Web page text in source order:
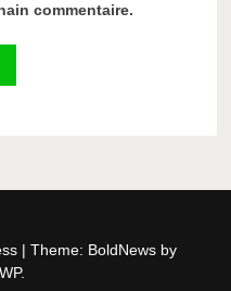
commentaire.
| Theme: BoldNews by
.